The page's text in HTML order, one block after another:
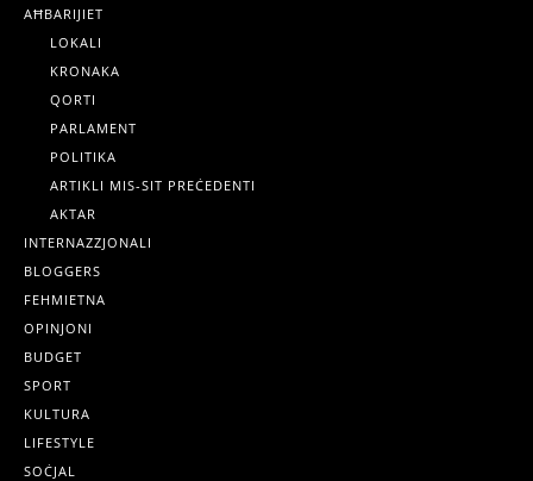
AĦBARIJIET
LOKALI
KRONAKA
QORTI
PARLAMENT
POLITIKA
ARTIKLI MIS-SIT PREĊEDENTI
AKTAR
INTERNAZZJONALI
BLOGGERS
FEHMIETNA
OPINJONI
BUDGET
SPORT
KULTURA
LIFESTYLE
SOĊJAL